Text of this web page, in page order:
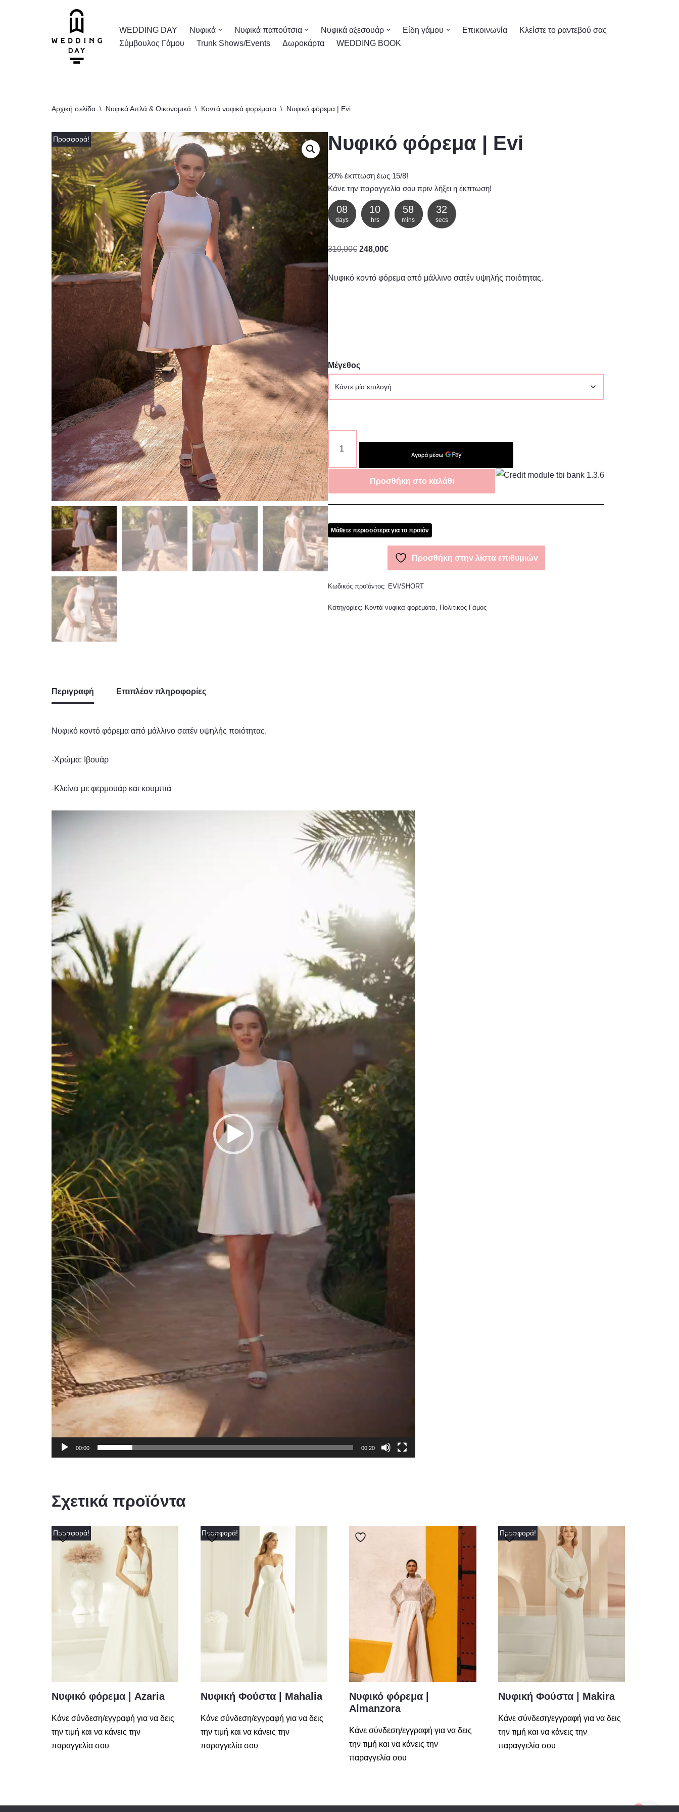
WEDDING DAY Νυφικά Νυφικά παπούτσια Νυφικά αξεσουάρ Είδη γάμου Επικοινωνία
Κλείστε το ραντεβού σας
Σύμβουλος Γάμου
Trunk Shows/Events Δωροκάρτα WEDDING BOOK
Αρχική σελίδα \ Νυφικά Απλά & Οικονομικά \ Κοντά νυφικά φορέματα \ Νυφικό φόρεμα | Evi
Προσφορά! Νυφικό φόρεμα | Evi
20% έκπτωση έως 15/8!
Κάνε την παραγγελία σου πριν λήξει η έκπτωση!
08
days
10
hrs
58
mins
31
secs
310,00€ 248,00€
Νυφικό κοντό φόρεμα από μάλλινο σατέν υψηλής ποιότητας.
Μέγεθος
Προσθήκη στο καλάθι
Μάθετε περισσότερα για το προϊόν
Προσθήκη στην λίστα επιθυμιών
Κωδικός προϊόντος: EVI/SHORT
Κατηγορίες: Κοντά νυφικά φορέματα Πολιτικός Γάμος
Περιγραφή Επιπλέον πληροφορίες
Νυφικό κοντό φόρεμα από μάλλινο σατέν υψηλής ποιότητας.
-Χρώμα: Ιβουάρ
-Κλείνει με φερμουάρ και κουμπιά
00:00 00:20
Σχετικά προϊόντα
Προσφορά!
Νυφικό φόρεμα | Azaria
Κάνε σύνδεση/εγγραφή για να δεις
την τιμή και να κάνεις την
παραγγελία σου
Προσφορά!
Νυφική Φούστα | Mahalia
Κάνε σύνδεση/εγγραφή για να δεις
την τιμή και να κάνεις την
παραγγελία σου
Νυφικό φόρεμα |
Almanzora
Κάνε σύνδεση/εγγραφή για να δεις
την τιμή και να κάνεις την
παραγγελία σου
Προσφορά!
Νυφική Φούστα | Makira
Κάνε σύνδεση/εγγραφή για να δεις
την τιμή και να κάνεις την
παραγγελία σου